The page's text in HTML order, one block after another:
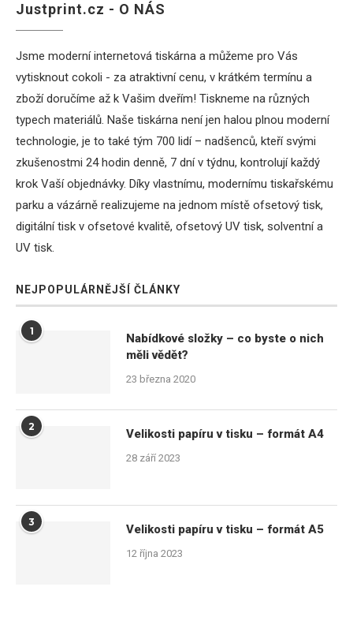
Justprint.cz - O NÁS
Jsme moderní internetová tiskárna a můžeme pro Vás
vytisknout cokoli - za atraktivní cenu, v krátkém termínu a
zboží doručíme až k Vašim dveřím! Tiskneme na různých
typech materiálů. Naše tiskárna není jen halou plnou moderní
technologie, je to také tým 700 lidí – nadšenců, kteří svými
zkušenostmi 24 hodin denně, 7 dní v týdnu, kontrolují každý
krok Vaší objednávky. Díky vlastnímu, modernímu tiskařskému
parku a vázárně realizujeme na jednom místě ofsetový tisk,
digitální tisk v ofsetové kvalitě, ofsetový UV tisk, solventní a
UV tisk.
NEJPOPULÁRNĚJŠÍ ČLÁNKY
1
Nabídkové složky – co byste o nich
měli vědět?
23 března 2020
2
Velikosti papíru v tisku – formát A4
28 září 2023
3
Velikosti papíru v tisku – formát A5
12 října 2023